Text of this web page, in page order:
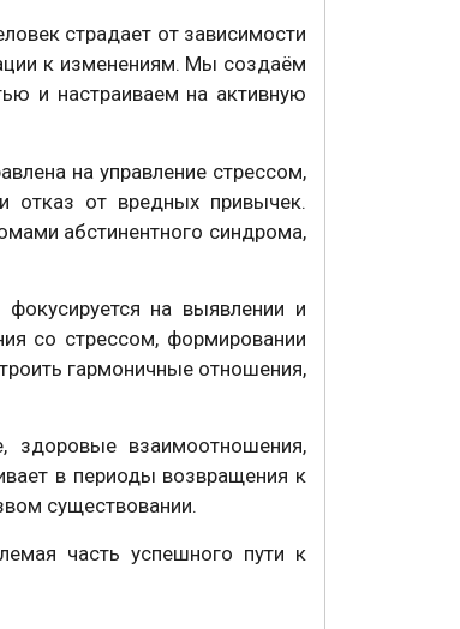
страдает от зависимости
к изменениям. Мы создаём
и настраиваем на активную
на управление стрессом,
отказ от вредных привычек.
абстинентного синдрома,
на выявлении и
со стрессом, формировании
гармоничные отношения,
здоровые взаимоотношения,
в периоды возвращения к
существовании.
часть успешного пути к